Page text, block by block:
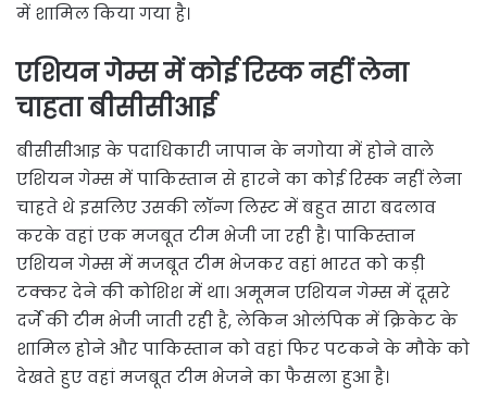
में शामिल किया गया है।
एशियन गेम्स में कोई रिस्क नहीं लेना
चाहता बीसीसीआई
बीसीसीआइ के पदाधिकारी जापान के नगोया में होने वाले
एशियन गेम्स में पाकिस्तान से हारने का कोई रिस्क नहीं लेना
चाहते थे इसलिए उसकी लॉन्ग लिस्ट में बहुत सारा बदलाव
करके वहां एक मजबूत टीम भेजी जा रही है। पाकिस्तान
एशियन गेम्स में मजबूत टीम भेजकर वहां भारत को कड़ी
टक्कर देने की कोशिश में था। अमूमन एशियन गेम्स में दूसरे
दर्जे की टीम भेजी जाती रही है, लेकिन ओलंपिक में क्रिकेट के
शामिल होने और पाकिस्तान को वहां फिर पटकने के मौके को
देखते हुए वहां मजबूत टीम भेजने का फैसला हुआ है।